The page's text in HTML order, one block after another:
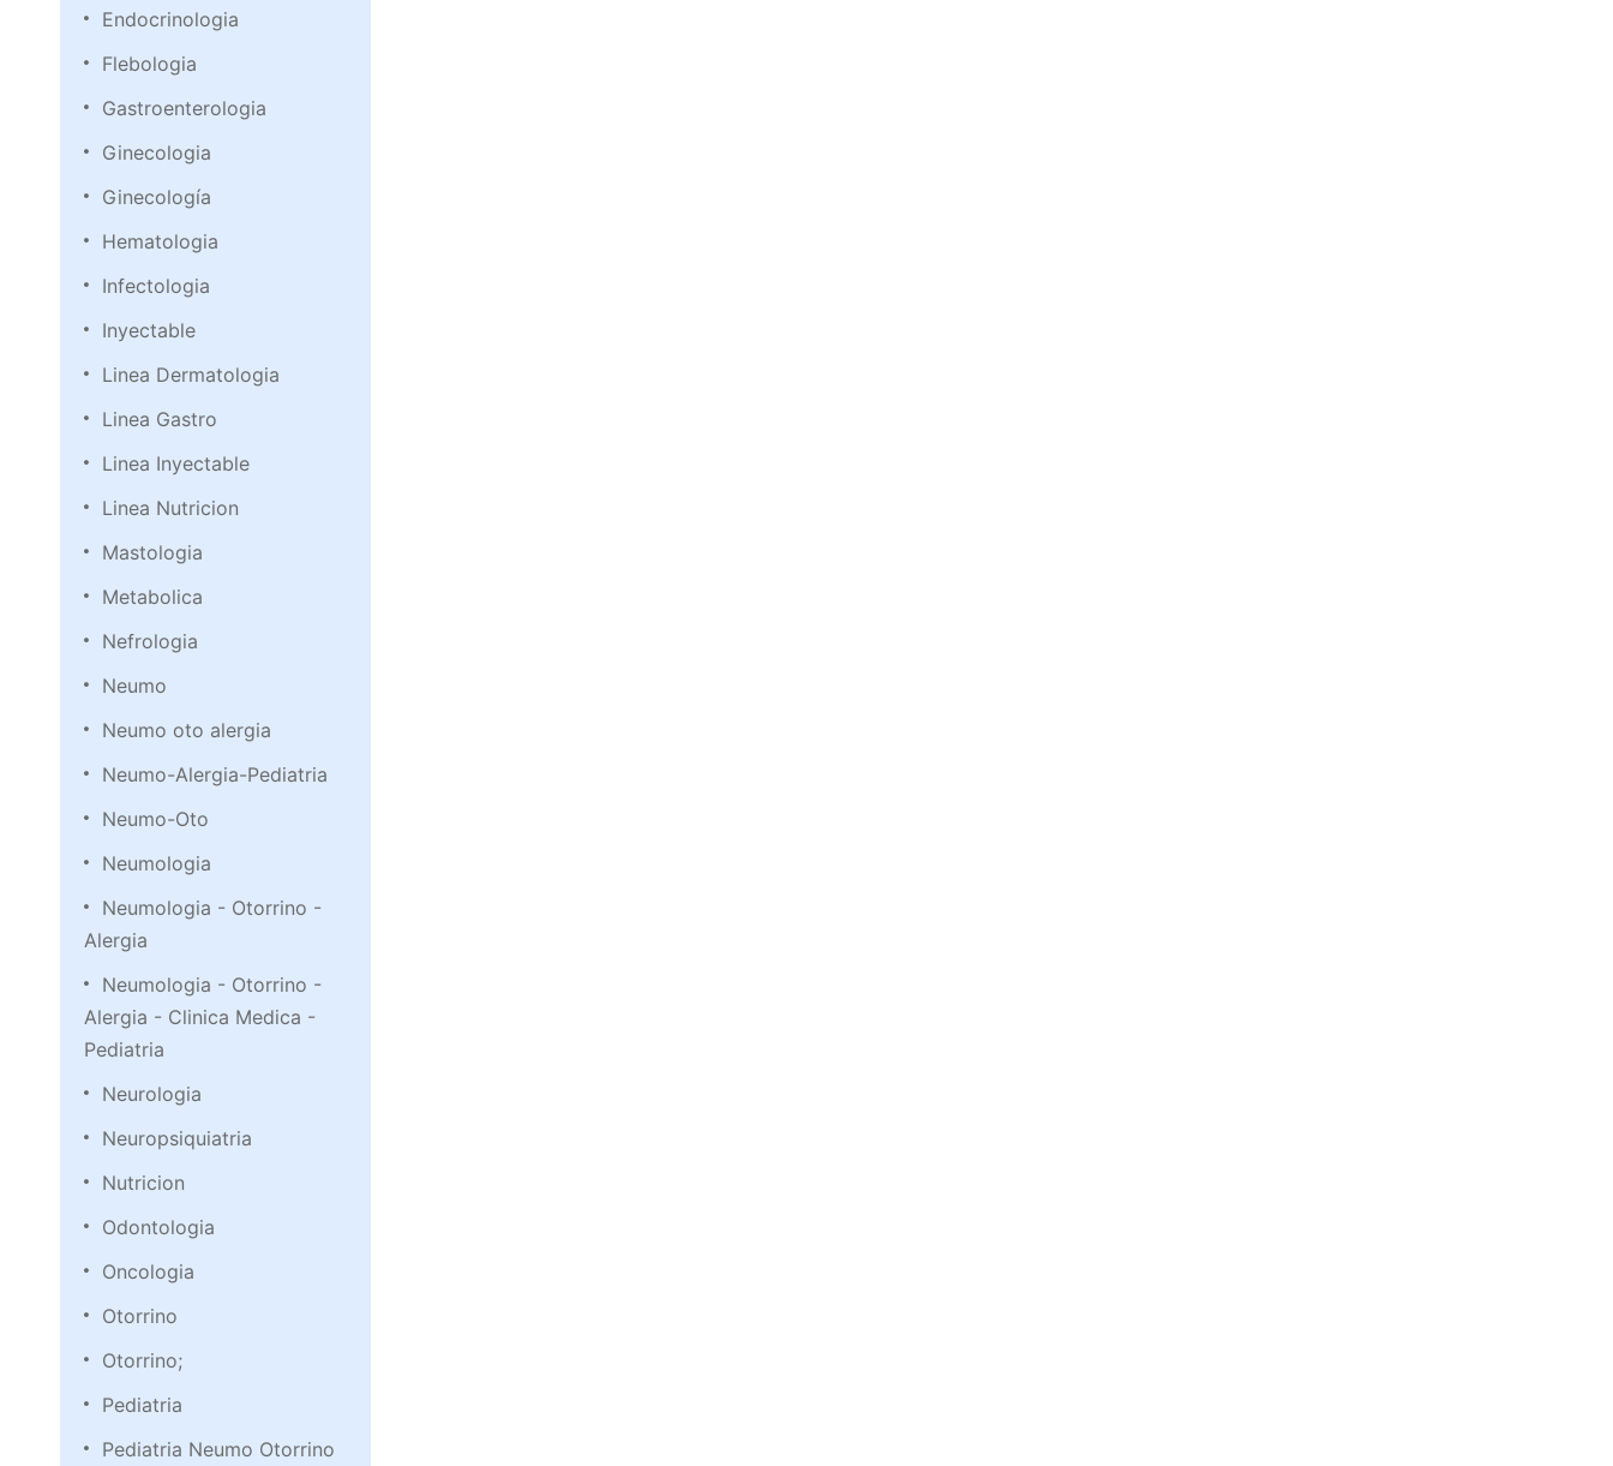
Endocrinologia
Flebologia
Gastroenterologia
Ginecologia
Ginecología
Hematologia
Infectologia
Inyectable
Linea Dermatologia
Linea Gastro
Linea Inyectable
Linea Nutricion
Mastologia
Metabolica
Nefrologia
Neumo
Neumo oto alergia
Neumo-Alergia-Pediatria
Neumo-Oto
Neumologia
Neumologia - Otorrino -
Alergia
Neumologia - Otorrino -
Alergia - Clinica Medica -
Pediatria
Neurologia
Neuropsiquiatria
Nutricion
Odontologia
Oncologia
Otorrino
Otorrino;
Pediatria
Pediatria Neumo Otorrino